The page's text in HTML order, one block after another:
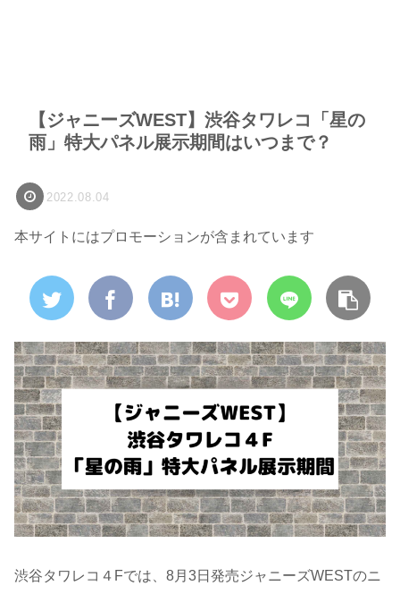
【ジャニーズWEST】渋谷タワレコ「星の
雨」特大パネル展示期間はいつまで？
2022.08.04
本サイトにはプロモーションが含まれています
渋谷タワレコ４Fでは、8月3日発売ジャニーズWESTのニ